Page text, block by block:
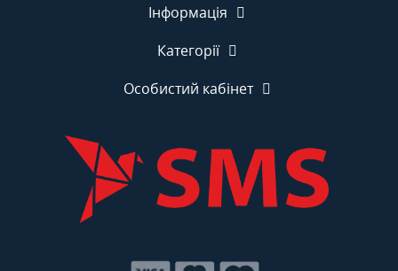
Інформація
Категорії
Особистий кабінет